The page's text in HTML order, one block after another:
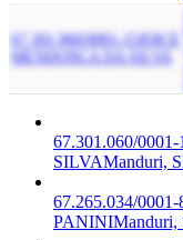
67.301.060/0001-15JOICE
MENDONCA DA SILVA
67.301.060/0001-
SILVAManduri,
67.265.034/0001-
PANINIManduri,